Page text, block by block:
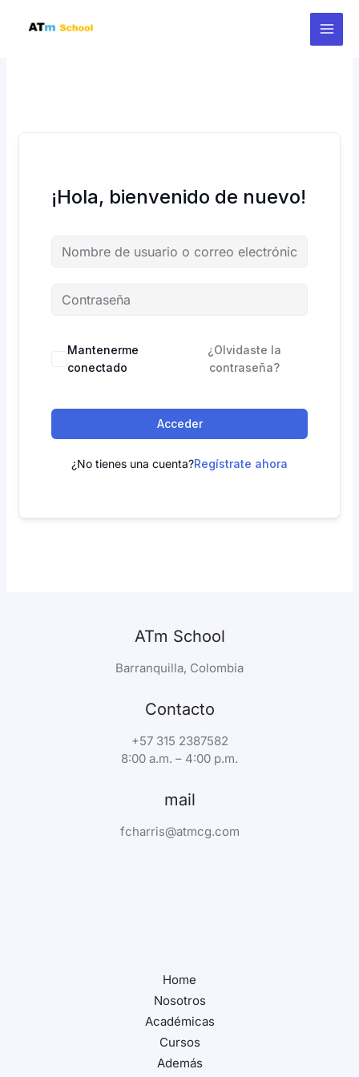
¡Hola, bienvenido de nuevo!
Mantenerme
conectado
¿Olvidaste la
contraseña?
Acceder
¿No tienes una cuenta?Regístrate ahora
ATm School
Barranquilla, Colombia
Contacto
+57 315 2387582
8:00 a.m. – 4:00 p.m.
mail
fcharris@atmcg.com
Home
Nosotros
Académicas
Cursos
Además